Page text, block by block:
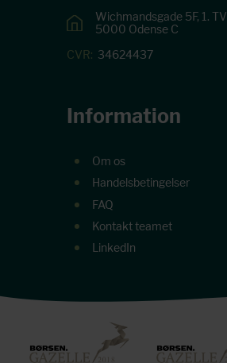
Wichmandsgade 5F, 1. TV
5000 Odense C
CVR: 34624437
Information
Om os
Handelsbetingelser
FAQ
Kontakt teamet
LinkedIn